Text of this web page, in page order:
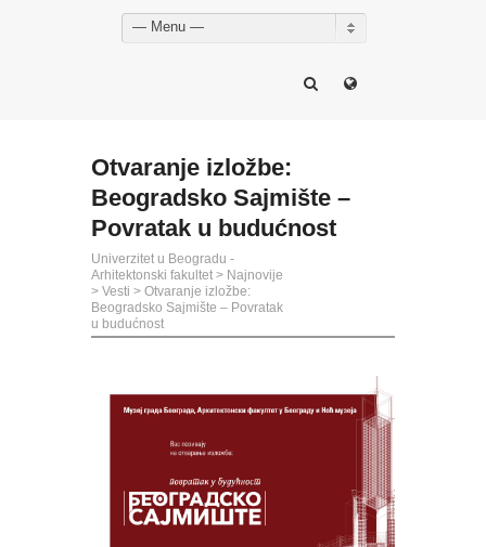
— Menu —
Otvaranje izložbe:
Beogradsko Sajmište –
Povratak u budućnost
Univerzitet u Beogradu -
Arhitektonski fakultet > Najnovije
> Vesti > Otvaranje izložbe:
Beogradsko Sajmište – Povratak
u budućnost